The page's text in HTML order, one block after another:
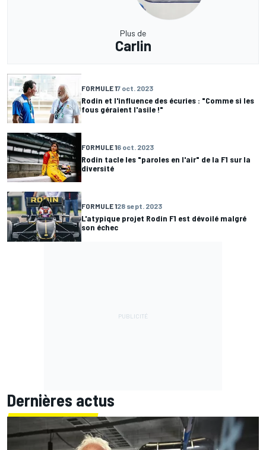
Plus de
Carlin
FORMULE 17 oct. 2023
Rodin et l'influence des écuries : "Comme si les
fous géraient l'asile !"
FORMULE 16 oct. 2023
Rodin tacle les "paroles en l'air" de la F1 sur la
diversité
FORMULE 128 sept. 2023
L'atypique projet Rodin F1 est dévoilé malgré
son échec
Dernières actus